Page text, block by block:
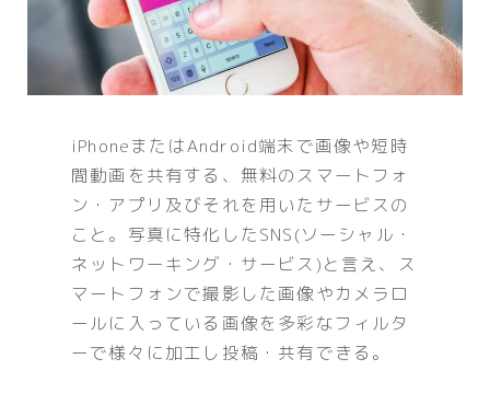
iPhoneまたはAndroid端末で画像や短時
間動画を共有する、無料のスマートフォ
ン・アプリ及びそれを用いたサービスの
こと。写真に特化したSNS(ソーシャル・
ネットワーキング・サービス)と言え、ス
マートフォンで撮影した画像やカメラロ
ールに入っている画像を多彩なフィルタ
ーで様々に加工し投稿・共有できる。